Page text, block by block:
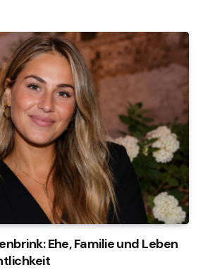
Ehe, Familie und Leben